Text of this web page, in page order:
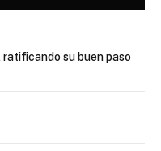
su buen paso